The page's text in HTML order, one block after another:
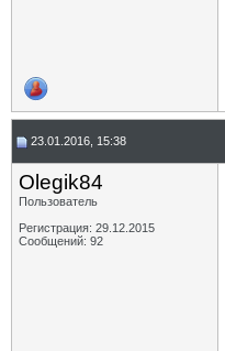
23.01.2016, 15:38
Olegik84
Пользователь
Регистрация: 29.12.2015
Сообщений: 92